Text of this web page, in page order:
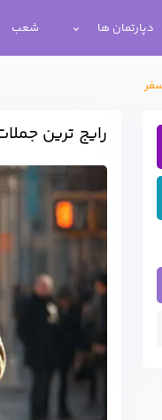
دپارتمان ها شعب
رایج ترین